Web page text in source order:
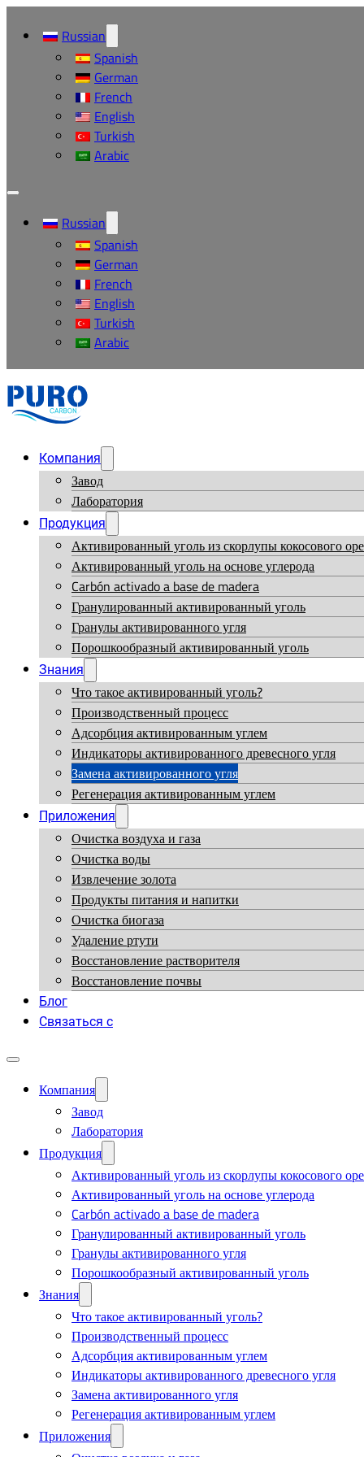
Russian
Spanish
German
French
English
Turkish
Arabic
Russian
Spanish
German
French
English
Turkish
Arabic
Компания
Завод
Лаборатория
Продукция
Активированный уголь из скорлупы кокосового
Активированный уголь на основе углерода
Carbón activado a base de madera
Гранулированный активированный уголь
Гранулы активированного угля
Порошкообразный активированный уголь
Знания
Что такое активированный уголь?
Производственный процесс
Адсорбция активированным углем
Индикаторы активированного древесного угля
Замена активированного угля
Регенерация активированным углем
Приложения
Очистка воздуха и газа
Очистка воды
Извлечение золота
Продукты питания и напитки
Очистка биогаза
Удаление ртути
Восстановление растворителя
Восстановление почвы
Блог
Связаться с
Компания
Завод
Лаборатория
Продукция
Активированный уголь из скорлупы кокосового
Активированный уголь на основе углерода
Carbón activado a base de madera
Гранулированный активированный уголь
Гранулы активированного угля
Порошкообразный активированный уголь
Знания
Что такое активированный уголь?
Производственный процесс
Адсорбция активированным углем
Индикаторы активированного древесного угля
Замена активированного угля
Регенерация активированным углем
Приложения